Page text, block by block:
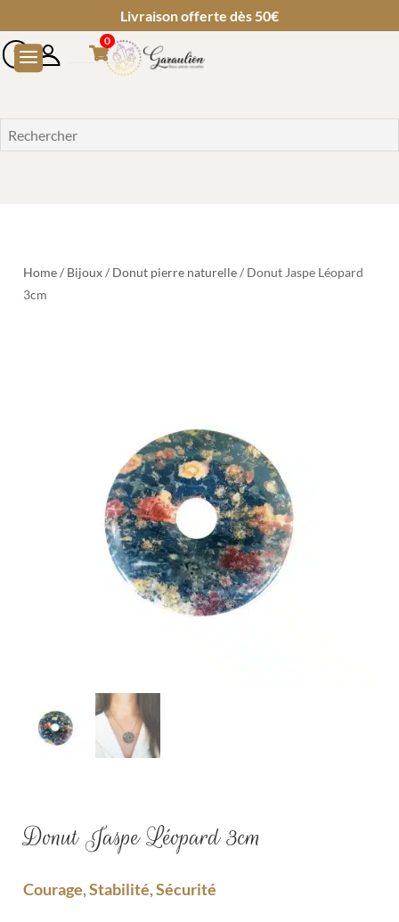
Livraison offerte dès 50€
0
Home/ Bijoux/ Donut pierre naturelle/ Donut Jaspe Léopard
3cm
Donut Jaspe Léopard 3cm
Courage, Stabilité, Sécurité